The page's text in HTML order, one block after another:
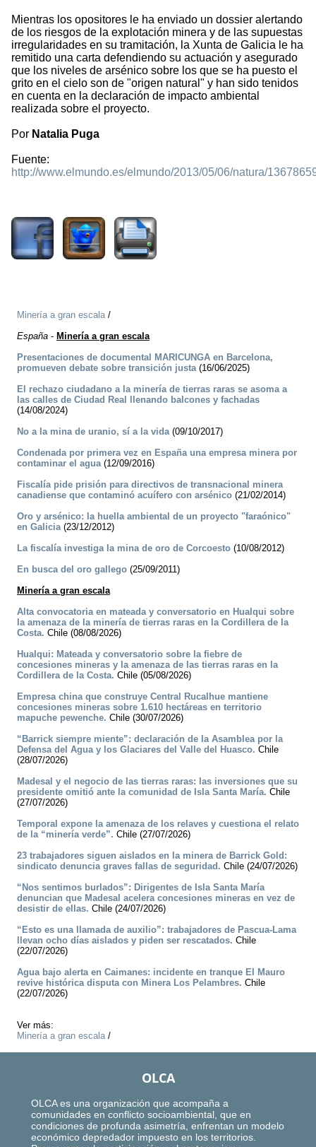
Mientras los opositores le ha enviado un dossier alertando
de los riesgos de la explotación minera y de las supuestas
irregularidades en su tramitación, la Xunta de Galicia le ha
remitido una carta defendiendo su actuación y asegurado
que los niveles de arsénico sobre los que se ha puesto el
grito en el cielo son de "origen natural" y han sido tenidos
en cuenta en la declaración de impacto ambiental
realizada sobre el proyecto.
Por Natalia Puga
Fuente:
http://www.elmundo.es/elmundo/2013/05/06/natura/
Minería a gran escala/
España - Minería a gran escala
Presentaciones de documental MARICUNGA en Barcelona,
promueven debate sobre transición justa(16/06/2025)
El rechazo ciudadano a la minería de tierras raras se asoma a
las calles de Ciudad Real llenando balcones y fachadas
(14/08/2024)
No a la mina de uranio, sí a la vida(09/10/2017)
Condenada por primera vez en España una empresa minera por
contaminar el agua(12/09/2016)
Fiscalía pide prisión para directivos de transnacional minera
canadiense que contaminó acuífero con arsénico (21/02/2014)
Oro y arsénico: la huella ambiental de un proyecto "faraónico"
en Galicia(23/12/2012)
La fiscalía investiga la mina de oro de Corcoesto (10/08/2012)
En busca del oro gallego (25/09/2011)
Minería a gran escala
Alta convocatoria en mateada y conversatorio en Hualqui sobre
la amenaza de la minería de tierras raras en la Cordillera de la
Costa. Chile (08/08/2026)
Hualqui: Mateada y conversatorio sobre la fiebre de
concesiones mineras y la amenaza de las tierras raras en la
Cordillera de la Costa. Chile (05/08/2026)
Empresa china que construye Central Rucalhue mantiene
concesiones mineras sobre 1.610 hectáreas en territorio
mapuche pewenche. Chile (30/07/2026)
“Barrick siempre miente”: declaración de la Asamblea por la
Defensa del Agua y los Glaciares del Valle del Huasco. Chile
(28/07/2026)
Madesal y el negocio de las tierras raras: las inversiones que su
presidente omitió ante la comunidad de Isla Santa María. Chile
(27/07/2026)
Temporal expone la amenaza de los relaves y cuestiona el relato
de la “minería verde”. Chile (27/07/2026)
23 trabajadores siguen aislados en la minera de Barrick Gold:
sindicato denuncia graves fallas de seguridad. Chile (24/07/2026)
“Nos sentimos burlados”: Dirigentes de Isla Santa María
denuncian que Madesal acelera concesiones mineras en vez de
desistir de ellas. Chile (24/07/2026)
“Esto es una llamada de auxilio”: trabajadores de Pascua-Lama
llevan ocho días aislados y piden ser rescatados. Chile
(22/07/2026)
Agua bajo alerta en Caimanes: incidente en tranque El Mauro
revive histórica disputa con Minera Los Pelambres. Chile
(22/07/2026)
Ver más:
Minería a gran escala/
OLCA
OLCA es una organización que acompaña a
comunidades en conflicto socioambiental, que en
condiciones de profunda asimetría, enfrentan un modelo
económico depredador impuesto en los territorios.